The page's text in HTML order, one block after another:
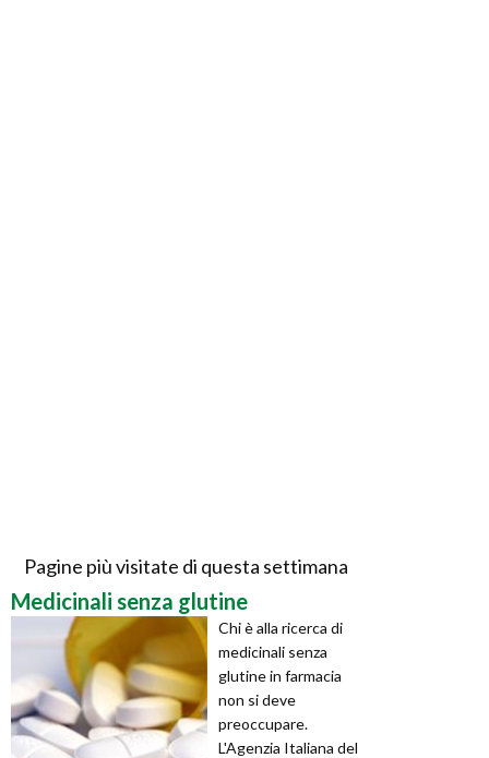
Pagine più visitate di questa settimana
Medicinali senza glutine
Chi è alla ricerca di
medicinali senza
glutine in farmacia
non si deve
preoccupare.
L'Agenzia Italiana del